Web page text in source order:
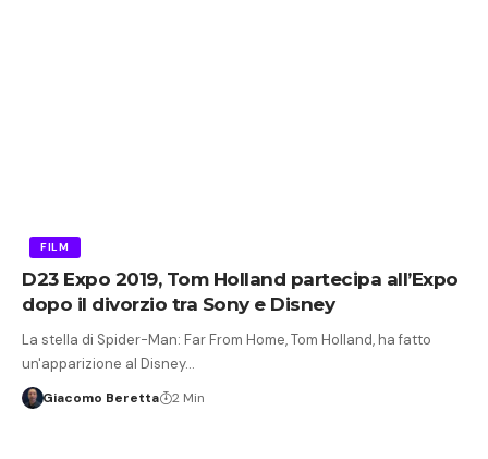
FILM
D23 Expo 2019, Tom Holland partecipa all’Expo
dopo il divorzio tra Sony e Disney
La stella di Spider-Man: Far From Home, Tom Holland, ha fatto
un'apparizione al Disney…
Giacomo Beretta 2 Min